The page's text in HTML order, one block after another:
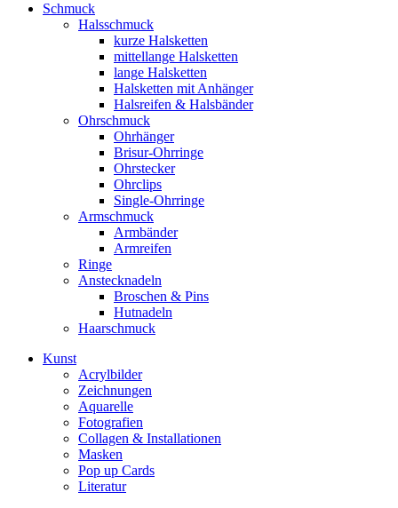
Schmuck
Halsschmuck
kurze Halsketten
mittellange Halsketten
lange Halsketten
Halsketten mit Anhänger
Halsreifen & Halsbänder
Ohrschmuck
Ohrhänger
Brisur-Ohrringe
Ohrstecker
Ohrclips
Single-Ohrringe
Armschmuck
Armbänder
Armreifen
Ringe
Anstecknadeln
Broschen & Pins
Hutnadeln
Haarschmuck
Kunst
Acrylbilder
Zeichnungen
Aquarelle
Fotografien
Collagen & Installationen
Masken
Pop up Cards
Literatur